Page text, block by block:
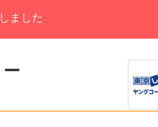
ました